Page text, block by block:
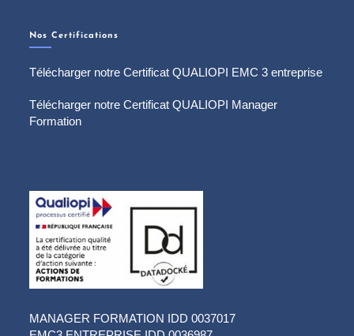
Nos Certifications
Télécharger notre Certificat QUALIOPI EMC 3 entreprise
Télécharger notre Certificat QUALIOPI Manager
Formation
MANAGER FORMATION IDD 0037017